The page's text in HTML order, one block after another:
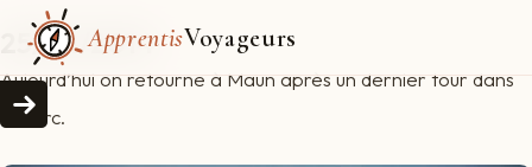
ApprentisVoyageurs
25/04/2014
Aujourd’hui on retourne à Maun après un dernier tour dans
le parc.